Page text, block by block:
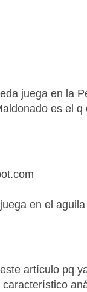
juega en la
es el q
en el aguila
artículo pq